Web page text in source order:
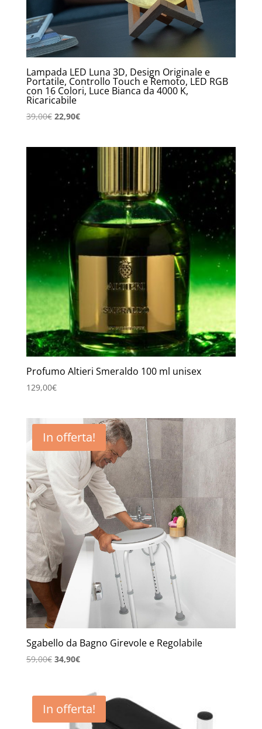
Lampada LED Luna 3D, Design Originale e
Portatile, Controllo Touch e Remoto, LED RGB
con 16 Colori, Luce Bianca da 4000 K,
Ricaricabile
39,00€ Il
22,90€Il
22,90€.
Profumo Altieri Smeraldo 100 ml unisex
129,00€
In offerta!
Sgabello da Bagno Girevole e Regolabile
59,00€ Il
era:
59,00€.
34,90€Il
è:
34,90€.
In offerta!